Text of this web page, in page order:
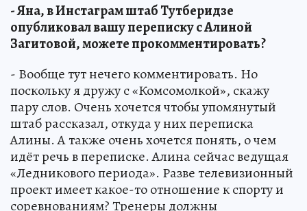
- Яна, в Инстаграм штаб Тутберидзе
опубликовал вашу переписку с Алиной
Загитовой, можете прокомментировать?
- Вообще тут нечего комментировать. Но
поскольку я дружу с «Комсомолкой», скажу
пару слов. Очень хочется чтобы упомянутый
штаб рассказал, откуда у них переписка
Алины. А также очень хочется понять, о чем
идёт речь в переписке. Алина сейчас ведущая
«Ледникового периода». Разве телевизионный
проект имеет какое-то отношение к спорту и
соревнованиям? Тренеры должны